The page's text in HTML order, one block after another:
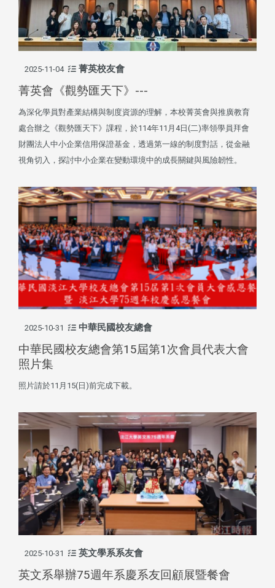
2025-11-04 菁英校友會
菁英會《觀勢匯天下》---
為深化學員對產業結構與制度資源的理解，本校菁英會與推廣教育
處合辦之《觀勢匯天下》課程，於114年11月4日(二)率領學員拜會
財團法人中小企業信用保證基金，透過第一線的制度對話，從金融
視角切入，探討中小企業在變動環境中的成長關鍵與風險韌性。
2025-10-31 中華民國校友總會
中華民國校友總會第15屆第1次會員代表大會
照片集
照片請於11月15(日)前完成下載。
2025-10-31 英文學系系友會
英文系舉辦75週年系慶系友回顧展暨餐會